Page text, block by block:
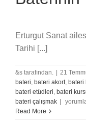
Erturgut Sanat
Tarihi [...]
&s tarafından. | 21
bateri bateri akort bateri
bateri etüdleri bateri
bateri çalışmak |
için
Read More